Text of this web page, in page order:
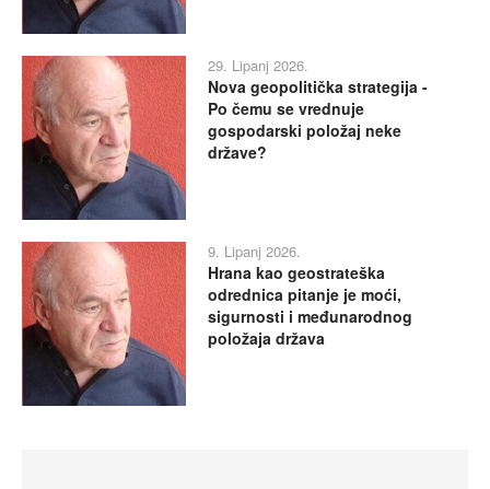
29. Lipanj 2026.
Nova geopolitička strategija -
Po čemu se vrednuje
gospodarski položaj neke
države?
9. Lipanj 2026.
Hrana kao geostrateška
odrednica pitanje je moći,
sigurnosti i međunarodnog
položaja država